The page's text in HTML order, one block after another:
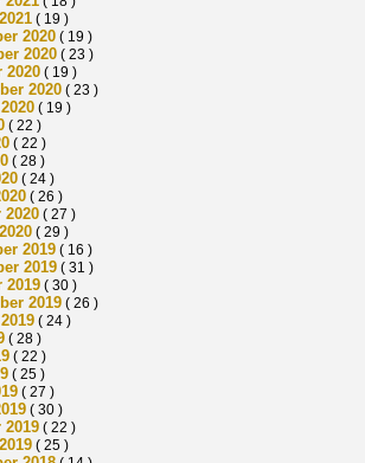
( 19 )
2020 ( 19 )
2020 ( 23 )
2020 ( 19 )
2020 ( 23 )
( 19 )
( 22 )
( 22 )
( 28 )
( 24 )
( 26 )
2020 ( 27 )
( 29 )
2019 ( 16 )
2019 ( 31 )
2019 ( 30 )
2019 ( 26 )
( 24 )
( 28 )
( 22 )
( 25 )
( 27 )
( 30 )
2019 ( 22 )
( 25 )